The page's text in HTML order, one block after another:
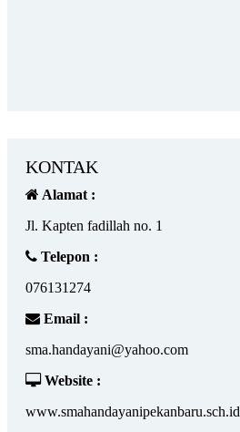
KONTAK
Alamat :
Jl. Kapten fadillah no. 1
Telepon :
076131274
Email :
sma.handayani@yahoo.com
Website :
www.smahandayanipekanbaru.sch.id